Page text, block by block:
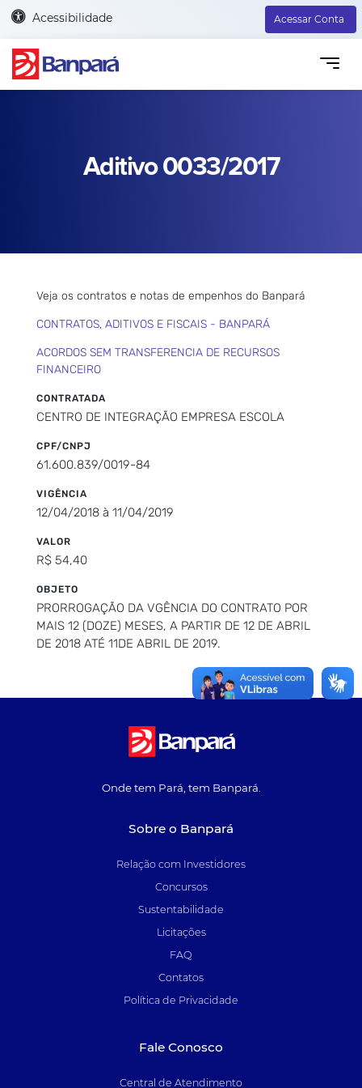
Acessibilidade Acessar Conta
Aditivo 0033/2017
Veja os contratos e notas de empenhos do Banpará
CONTRATOS, ADITIVOS E FISCAIS - BANPARÁ
ACORDOS SEM TRANSFERENCIA DE RECURSOS
FINANCEIRO
CONTRATADA
CENTRO DE INTEGRAÇÃO EMPRESA ESCOLA
CPF/CNPJ
61.600.839/0019-84
VIGÊNCIA
12/04/2018 à 11/04/2019
VALOR
R$ 54,40
OBJETO
PRORROGAÇÃO DA VGÊNCIA DO CONTRATO POR
MAIS 12 (DOZE) MESES, A PARTIR DE 12 DE ABRIL
DE 2018 ATÉ 11DE ABRIL DE 2019.
Onde tem Pará, tem Banpará.
Sobre o Banpará
Relação com Investidores
Concursos
Sustentabilidade
Licitações
FAQ
Contatos
Política de Privacidade
Fale Conosco
Central de Atendimento